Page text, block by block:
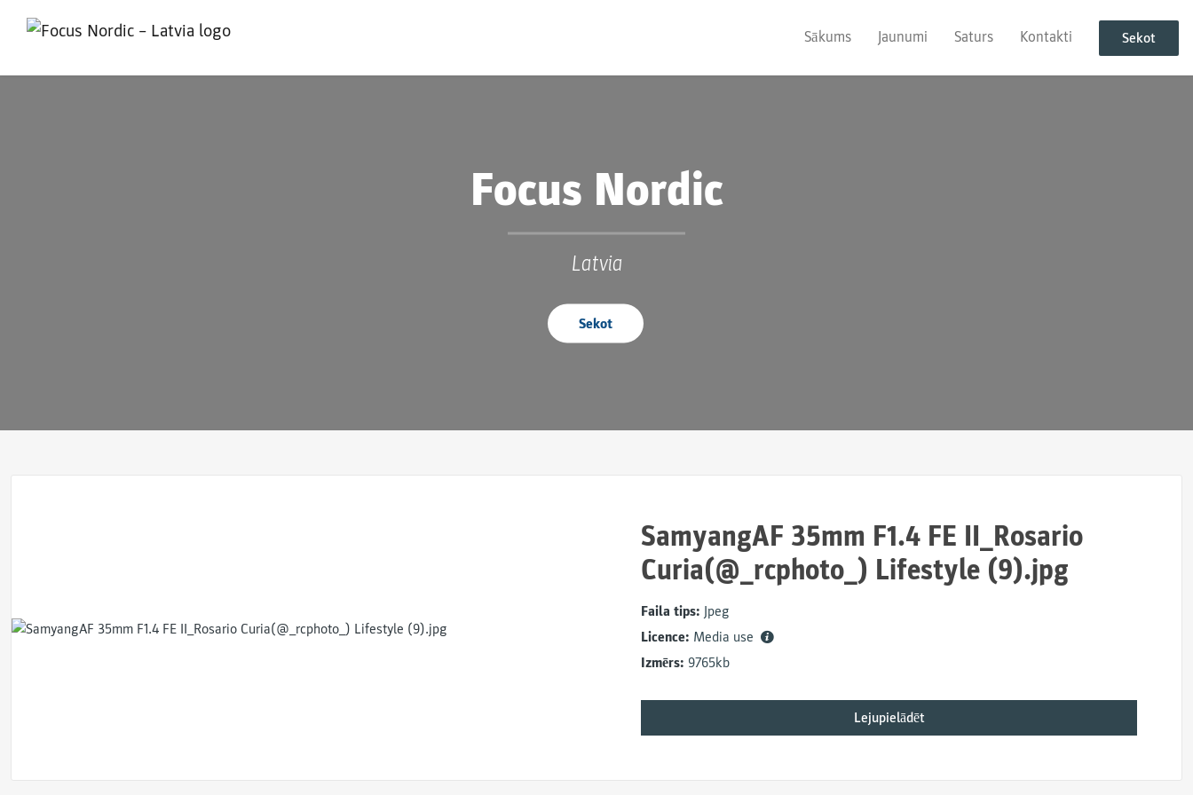
Sākums Jaunumi Saturs Kontakti Sekot
Focus Nordic
Latvia
Sekot
SamyangAF 35mm F1.4 FE II_Rosario
Curia(@_rcphoto_) Lifestyle (9).jpg
Faila tips: Jpeg
Licence: Media use
Izmērs: 9765kb
Lejupielādēt